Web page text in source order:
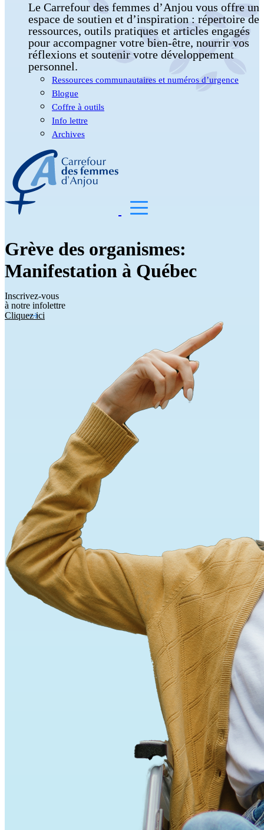
Le Carrefour des femmes d’Anjou vous offre un
espace de soutien et d’inspiration : répertoire de
ressources, outils pratiques et articles engagés
pour accompagner votre bien-être, nourrir vos
réflexions et soutenir votre développement
personnel.
Ressources communautaires et numéros d’urgence
Blogue
Coffre à outils
Info lettre
Archives
Grève des organismes:
Manifestation à Québec
Inscrivez-vous
à notre infolettre
Cliquez ici